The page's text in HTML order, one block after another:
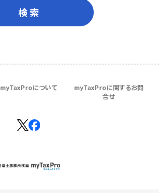
検 索
myTaxProについて
myTaxProに関するお問
合せ